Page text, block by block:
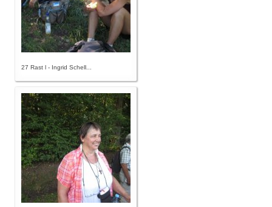
27 Rast l - Ingrid Schell...